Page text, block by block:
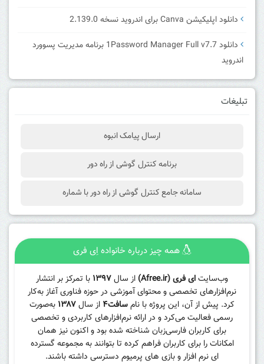
دانلود اپلیکیشن Canva برای اندروید نسخه 2.139.0
دانلود 1Password Manager Full v7.7 برنامه مدیریت پسوورد
اندروید
تبلیغات
ارسال پیامک انبوه
برنامه کنترل گوشی از راه دور
سامانه جامع کنترل گوشی از راه دور با شماره
همه چیز درباره خانواده اِی فری
وب‌سایتای فری (Afree.ir) از سال۱۳۹۷ با تمرکز بر انتشار
نرم‌افزارهای تخصصی و محتوای آموزشی در حوزه فناوری آغاز به‌کار
کرد. پیش از آن، این پروژه با نامسافت۴ از سال۱۳۸۷ به‌صورت
رسمی فعالیت می‌کرد و در ارائه نرم‌افزارهای کاربردی و تخصصی
برای کاربران فارسی‌زبان شناخته شده بود و اکنون نیز همان
امکانات را برای کاربران فراهم کرده تا بتوانند به مجموعه گسترده
ای نرم افزار و بازی های پرمیوم دسترسی داشته باشند.